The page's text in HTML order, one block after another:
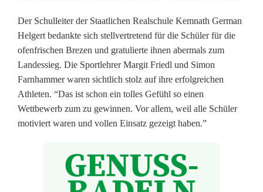
n
Der Schulleiter der Staatlichen Realschule Kemnath German
Helgert bedankte sich stellvertretend für die Schüler für die
ofenfrischen Brezen und gratulierte ihnen abermals zum
Landessieg. Die Sportlehrer Margit Friedl und Simon
Farnhammer waren sichtlich stolz auf ihre erfolgreichen
Athleten. “Das ist schon ein tolles Gefühl so einen
Wettbewerb zum zu gewinnen. Vor allem, weil alle Schüler
motiviert waren und vollen Einsatz gezeigt haben.”